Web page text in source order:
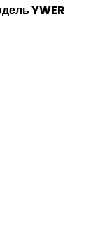
YWER